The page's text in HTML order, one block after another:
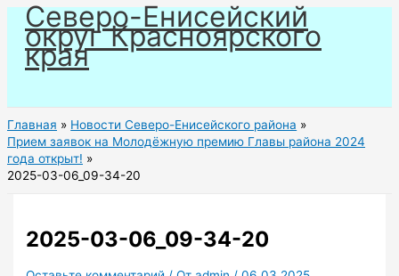
Перейти
содержимому
Северо-Енисейский
округ Красноярского
края
Главная
Новости Северо-Енисейского района
Прием заявок на Молодёжную премию Главы района 2024
года открыт!
2025-03-06_09-34-20
2025-03-06_09-34-20